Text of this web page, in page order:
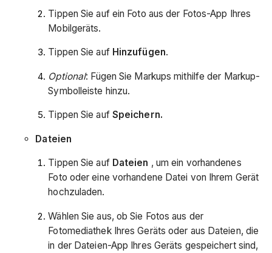
Tippen Sie auf ein Foto aus der Fotos-App Ihres
Mobilgeräts.
Tippen Sie auf Hinzufügen.
Optional: Fügen Sie Markups mithilfe der Markup-
Symbolleiste hinzu.
Tippen Sie auf Speichern.
Dateien
Tippen Sie auf Dateien , um ein vorhandenes
Foto oder eine vorhandene Datei von Ihrem Gerät
hochzuladen.
Wählen Sie aus, ob Sie Fotos aus der
Fotomediathek Ihres Geräts oder aus Dateien, die
in der Dateien-App Ihres Geräts gespeichert sind,